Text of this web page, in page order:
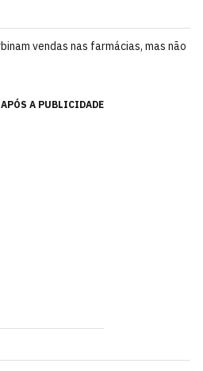
vendas nas farmácias, mas não
A PUBLICIDADE